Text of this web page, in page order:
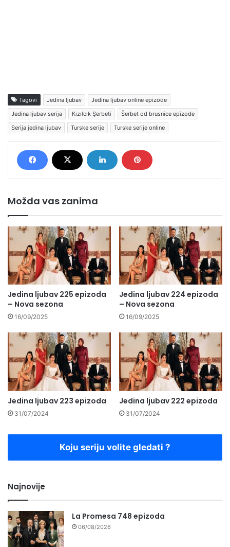
Tagovi Jedina ljubav
Jedina ljubav online epizode
Jedina ljubav serija
Kızılcık Şerbeti
Šerbet od brusnice epizode
Serija jedina ljubav
Turske serije Turske serije online
Možda vas zanima
Jedina ljubav 225 epizoda
– Nova sezona
16/09/2025
Jedina ljubav 224 epizoda
– Nova sezona
16/09/2025
Jedina ljubav 223 epizoda
31/07/2024
Jedina ljubav 222 epizoda
31/07/2024
Koju seriju volite gledati ?
Najnovije
La Promesa 748 epizoda
06/08/2026